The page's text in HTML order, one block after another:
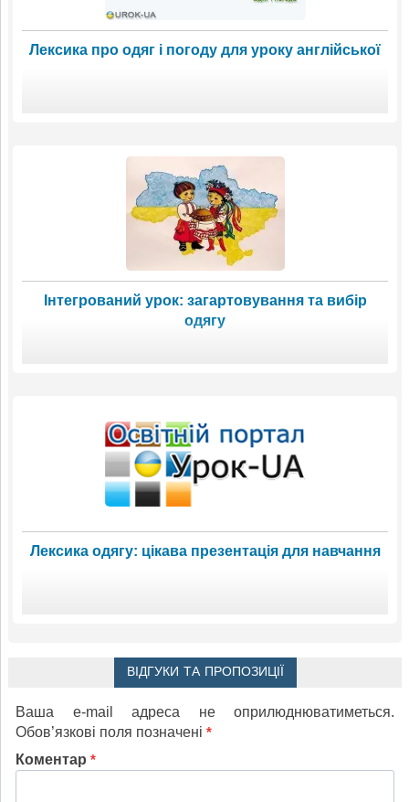
Лексика про одяг і погоду для уроку англійської
Інтегрований урок: загартовування та вибір
одягу
Лексика одягу: цікава презентація для навчання
ВІДГУКИ ТА ПРОПОЗИЦІЇ
Ваша e-mail адреса не оприлюднюватиметься.
Обов’язкові поля позначені *
Коментар *